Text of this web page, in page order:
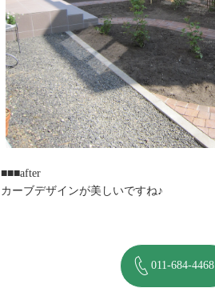
■■■after
カーブデザインが美しいですね♪
011-684-4468